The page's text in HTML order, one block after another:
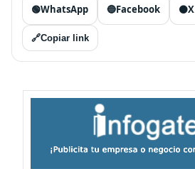
🟢WhatsApp 🔵Facebook ⚫X
🔗Copiar link